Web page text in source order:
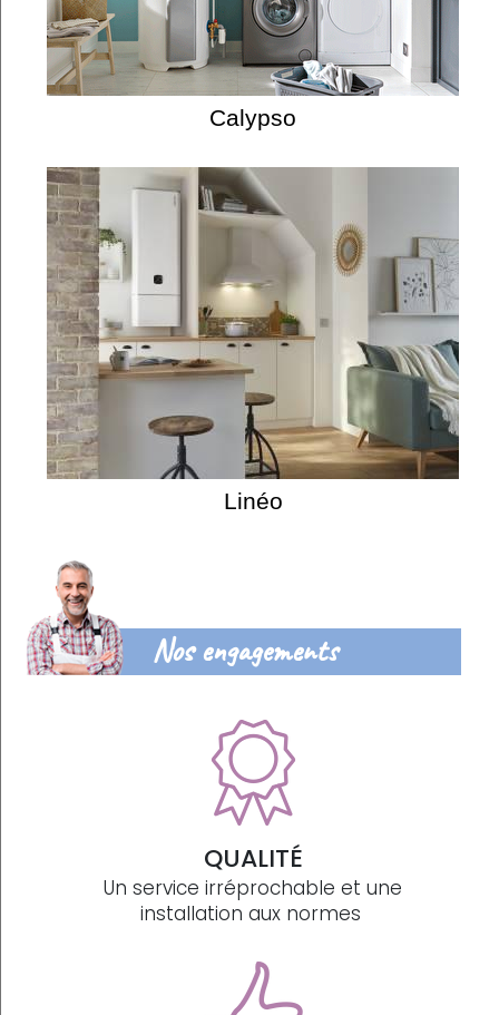
Calypso
Linéo
Nos engagements
QUALITÉ
Un service irréprochable et une
installation aux normes